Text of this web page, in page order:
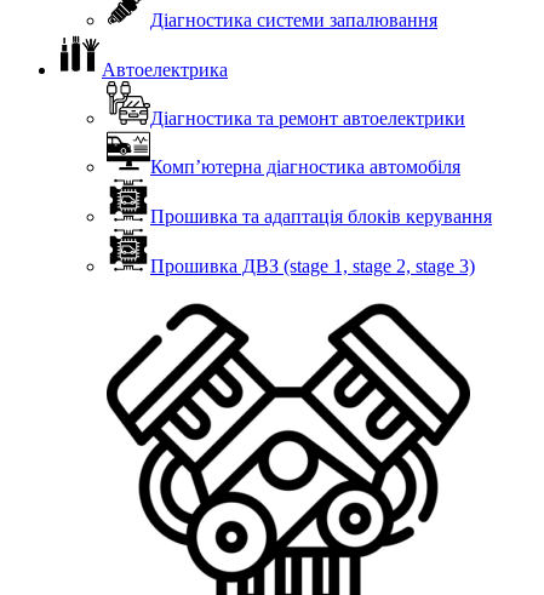
Діагностика системи запалювання
Автоелектрика
Діагностика та ремонт автоелектрики
Комп’ютерна діагностика автомобіля
Прошивка та адаптація блоків керування
Прошивка ДВЗ (stage 1, stage 2, stage 3)